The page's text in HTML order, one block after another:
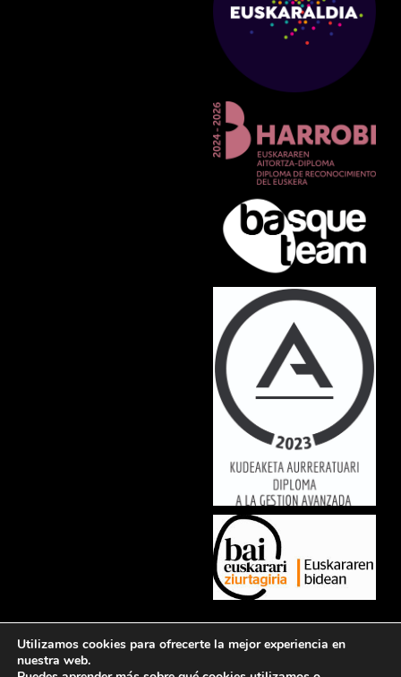
luctus nec ullamcorper mattis, pulvinar dapibus leo.
Utilizamos cookies para ofrecerte la mejor experiencia en
nuestra web.